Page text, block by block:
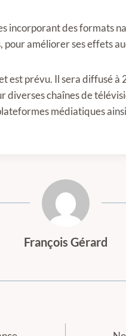
incorporant des formats
améliorer ses effets
est prévu. Il sera diffusé à
diverses chaînes de
médiatiques
François Gérard